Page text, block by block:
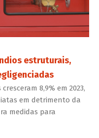
estruturais,
8,9% em 2023,
em detrimento da
medidas para